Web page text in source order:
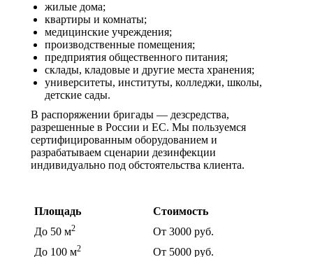
жилые дома;
квартиры и комнаты;
медицинские учреждения;
производственные помещения;
предприятия общественного питания;
склады, кладовые и другие места хранения;
университеты, институты, колледжи, школы,
детские сады.
В распоряжении бригады — дезсредства,
разрешенные в России и ЕС. Мы пользуемся
сертифицированным оборудованием и
разрабатываем сценарии дезинфекции
индивидуально под обстоятельства клиента.
Площадь
Стоимость
До 50 м2
От 3000 руб.
До 100 м2 От 5000 руб.